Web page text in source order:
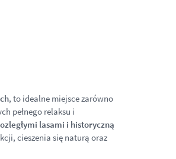
, to idealne miejsce zarówno
pełnego relaksu i
lasami i historyczną
cieszenia się naturą oraz